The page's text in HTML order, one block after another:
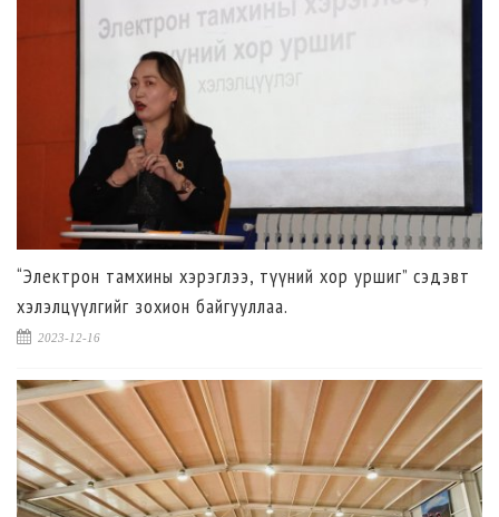
“Электрон тамхины хэрэглээ, түүний хор уршиг” сэдэвт
хэлэлцүүлгийг зохион байгууллаа.
2023-12-16